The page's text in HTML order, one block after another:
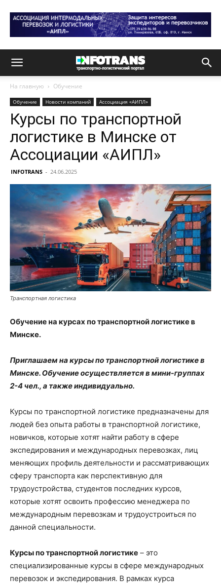
На главную Обучение
Обучение Новости компаний Ассоциация «АИПЛ»
Курсы по транспортной
логистике в Минске от
Ассоциации «АИПЛ»
INFOTRANS - 24.06.2025
Транспортная логистика
Обучение на курсах по транспортной логистике в
Минске.
Приглашаем на курсы по транспортной логистике в
Минске. Обучение осуществляется в мини-группах
2-4 чел., а также индивидуально.
Курсы по транспортной логистике предназначены для
людей без опыта работы в транспортной логистике,
новичков, которые хотят найти работу в сфере
экспедирования и международных перевозках, лиц
меняющих профиль деятельности и рассматривающих
сферу транспорта как перспективную для
трудоустройства, студентов последних курсов,
которые хотят освоить профессию менеджера по
международным перевозкам и трудоустроиться по
данной специальности.
Курсы по транспортной логистике – это
специализированные курсы в сфере международных
перевозок и экспедирования. В рамках курса